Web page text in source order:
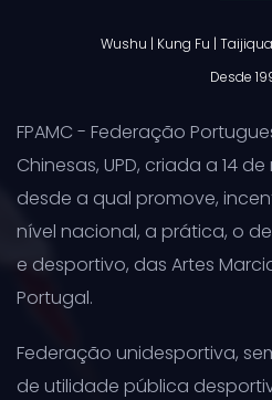
Wushu | Kung Fu |
Desde
FPAMC - Federação
Chinesas, UPD, criada a 14
desde a qual promove,
nível nacional, a prática, o
e desportivo, das Artes
Portugal.
Federação unidesportiva,
de utilidade pública